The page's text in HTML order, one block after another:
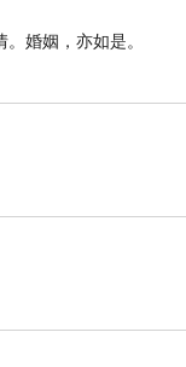
婚姻，亦如是。